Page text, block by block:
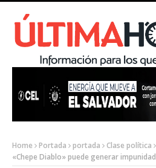
Home Portada portada Clase política
«Chepe Diablo» puede generar impunidad